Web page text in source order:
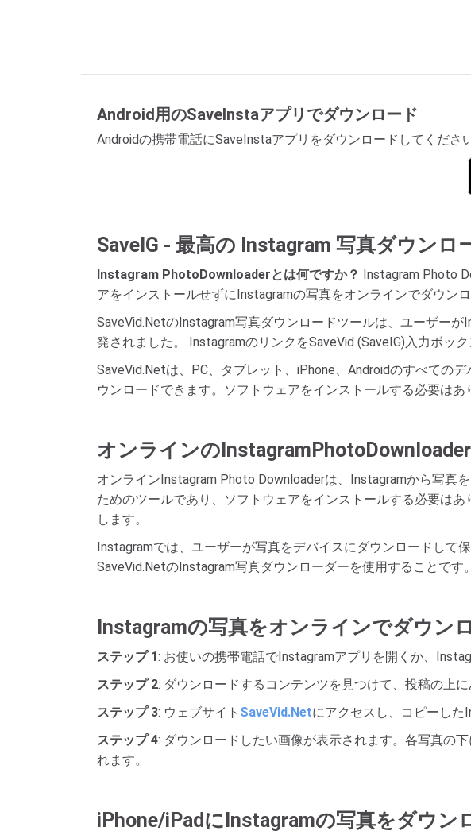
Android用のSaveInstaアプリでダウンロード
Androidの携帯電話にSaveInstaアプリをダウンロードしてくだ
SaveIG - 最高の Instagram 写真ダウンロ
Instagram PhotoDownloaderとは何ですか？ Instagram Photo
アをインストールせずにInstagramの写真をオンラインでダウンロ
SaveVid.NetのInstagram写真ダウンロードツールは、ユーザー
発されました。 InstagramのリンクをSaveVid (SaveIG)入力ボッ
SaveVid.Netは、PC、タブレット、iPhone、Androidのすべての
ウンロードできます。ソフトウェアをインストールする必要はあ
オンラインの
オンラインInstagram Photo Downloaderは、Instagramから写真
ためのツールであり、ソフトウェアをインストールする必要は
します。
Instagramでは、ユーザーが写真をデバイスにダウンロードして
SaveVid.NetのInstagram写真ダウンローダーを使用することです。
Instagramの写真をオンラインでダウン
ステップ 1: お使いの携帯電話でInstagramアプリを開くか、
ステップ 2: ダウンロードするコンテンツを見つけて、投稿の上
ステップ 3: ウェブサイト SaveVid.Netにアクセスし、コピーした
ステップ 4: ダウンロードしたい画像が表示されます。各写真の
れます。
iPhone/iPadにInstagramの写真をダウン